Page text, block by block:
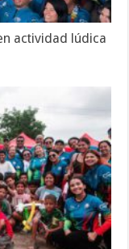
actividad lúdica